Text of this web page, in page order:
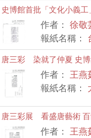
史博館首批「文化小義工
作者：徐敬
報紙名稱：
唐三彩 染就了仲夏 史
作者：王燕
報紙名稱：
唐三彩展 看盛唐藝術
作者：王燕